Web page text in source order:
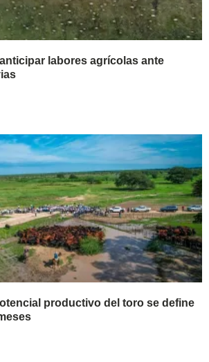
labores agrícolas ante
productivo del toro se define